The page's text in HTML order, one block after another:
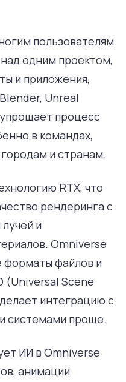
пользователям
одним проектом,
и приложения,
Unreal
процесс
в командах,
и странам.
RTX, что
рендеринга с
и
Omniverse
форматы файлов и
(Universal Scene
интеграцию с
системами проще.
ИИ в Omniverse
анимации